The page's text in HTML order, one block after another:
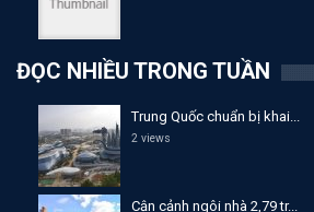
ĐỌC NHIỀU TRONG TUẦN
Trung Quốc chuẩn bị khai...
2 views
Cận cảnh ngôi nhà 2,79 tr...